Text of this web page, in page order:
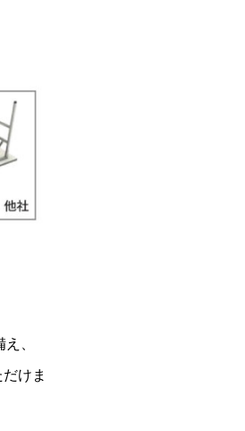
、
けま